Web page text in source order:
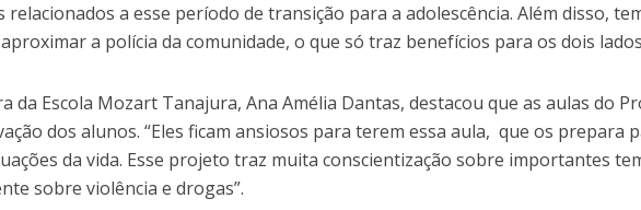
relacionados a esse período de transição para a adolescência. Além disso,
a polícia da comunidade, o que só traz benefícios para os dois
da Escola Mozart Tanajura, Ana Amélia Dantas, destacou que as aulas do
dos alunos. “Eles ficam ansiosos para terem essa aula, que os prepara
da vida. Esse projeto traz muita conscientização sobre importantes
sobre violência e drogas”.